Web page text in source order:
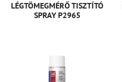
LÉGTÖMEGMÉRŐ TISZTÍTÓ
SPRAY P2965